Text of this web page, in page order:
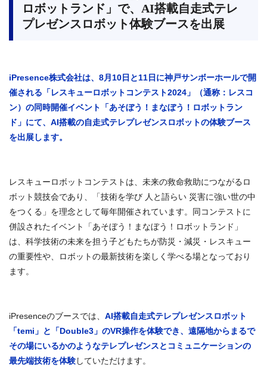
ロボットランド」で、AI搭載自走式テレ
プレゼンスロボット体験ブースを出展
iPresence株式会社は、8月10日と11日に神戸サンボーホールで開
催される「レスキューロボットコンテスト2024」（通称：レスコ
ン）の同時開催イベント「あそぼう！まなぼう！ロボットラン
ド」にて、AI搭載の自走式テレプレゼンスロボットの体験ブース
を出展します。
レスキューロボットコンテストは、未来の救命救助につながるロ
ボット競技会であり、「技術を学び 人と語らい 災害に強い世の中
をつくる」を理念として毎年開催されています。同コンテストに
併設されたイベント「あそぼう！まなぼう！ロボットランド」
は、科学技術の未来を担う子どもたちが防災・減災・レスキュー
の重要性や、ロボットの最新技術を楽しく学べる場となっており
ます。
iPresenceのブースでは、 AI搭載自走式テレプレゼンスロボット
「temi」と「Double3」のVR操作を体験でき、遠隔地からまるで
その場にいるかのようなテレプレゼンスとコミュニケーションの
最先端技術を体験していただけます。